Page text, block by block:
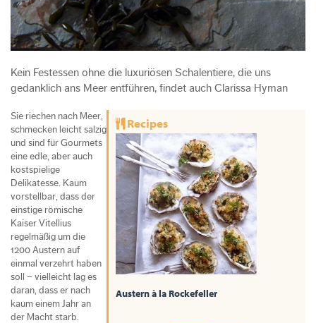
Kein Festessen ohne die luxuriösen Schalentiere, die uns
gedanklich ans Meer entführen, findet auch Clarissa Hyman
Recipes
Austern à la Rockefeller
Sie riechen nach Meer,
schmecken leicht salzig
und sind für Gourmets
eine edle, aber auch
kostspielige
Delikatesse. Kaum
vorstellbar, dass der
einstige römische
Kaiser Vitellius
regelmäßig um die
1200 Austern auf
einmal verzehrt haben
soll – vielleicht lag es
daran, dass er nach
kaum einem Jahr an
der Macht starb.